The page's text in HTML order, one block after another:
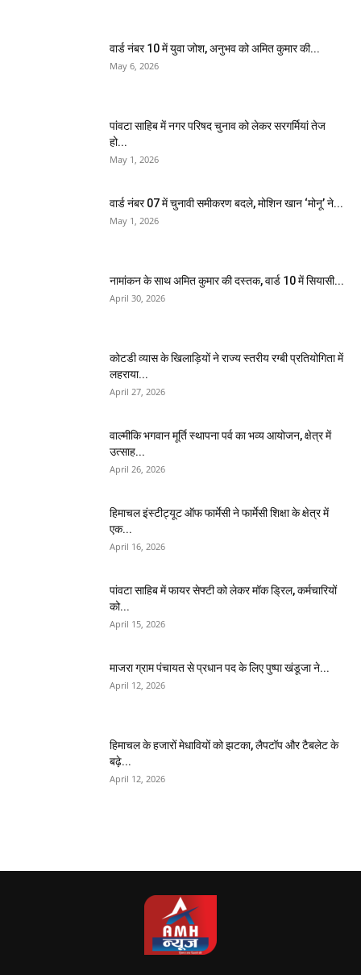
वार्ड नंबर 10 में युवा जोश, अनुभव को अमित कुमार की...
May 6, 2026
पांवटा साहिब में नगर परिषद चुनाव को लेकर सरगर्मियां तेज
हो...
May 1, 2026
वार्ड नंबर 07 में चुनावी समीकरण बदले, मोशिन खान ‘मोनू’ ने...
May 1, 2026
नामांकन के साथ अमित कुमार की दस्तक, वार्ड 10 में सियासी...
April 30, 2026
कोटडी व्यास के खिलाड़ियों ने राज्य स्तरीय रग्बी प्रतियोगिता में
लहराया...
April 27, 2026
वाल्मीकि भगवान मूर्ति स्थापना पर्व का भव्य आयोजन, क्षेत्र में
उत्साह...
April 26, 2026
हिमाचल इंस्टीट्यूट ऑफ फार्मेसी ने फार्मेसी शिक्षा के क्षेत्र में
एक...
April 16, 2026
पांवटा साहिब में फायर सेफ्टी को लेकर मॉक ड्रिल, कर्मचारियों
को...
April 15, 2026
माजरा ग्राम पंचायत से प्रधान पद के लिए पुष्पा खंडूजा ने...
April 12, 2026
हिमाचल के हजारों मेधावियों को झटका, लैपटॉप और टैबलेट के
बढ़े...
April 12, 2026